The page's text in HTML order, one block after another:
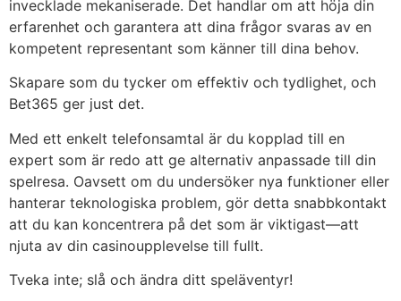
invecklade mekaniserade. Det handlar om att höja din
erfarenhet och garantera att dina frågor svaras av en
kompetent representant som känner till dina behov.
Skapare som du tycker om effektiv och tydlighet, och
Bet365 ger just det.
Med ett enkelt telefonsamtal är du kopplad till en
expert som är redo att ge alternativ anpassade till din
spelresa. Oavsett om du undersöker nya funktioner eller
hanterar teknologiska problem, gör detta snabbkontakt
att du kan koncentrera på det som är viktigast—att
njuta av din casinoupplevelse till fullt.
Tveka inte; slå och ändra ditt speläventyr!